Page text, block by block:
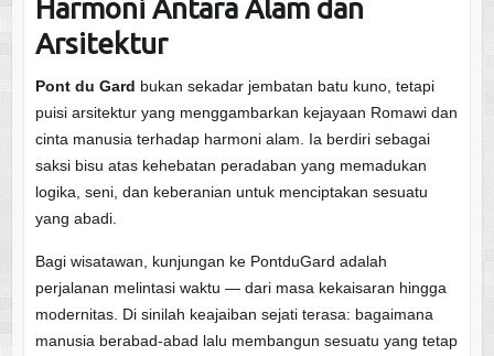
Harmoni Antara Alam dan
Arsitektur
Pont du Gard bukan sekadar jembatan batu kuno, tetapi
puisi arsitektur yang menggambarkan kejayaan Romawi dan
cinta manusia terhadap harmoni alam. Ia berdiri sebagai
saksi bisu atas kehebatan peradaban yang memadukan
logika, seni, dan keberanian untuk menciptakan sesuatu
yang abadi.
Bagi wisatawan, kunjungan ke PontduGard adalah
perjalanan melintasi waktu — dari masa kekaisaran hingga
modernitas. Di sinilah keajaiban sejati terasa: bagaimana
manusia berabad-abad lalu membangun sesuatu yang tetap